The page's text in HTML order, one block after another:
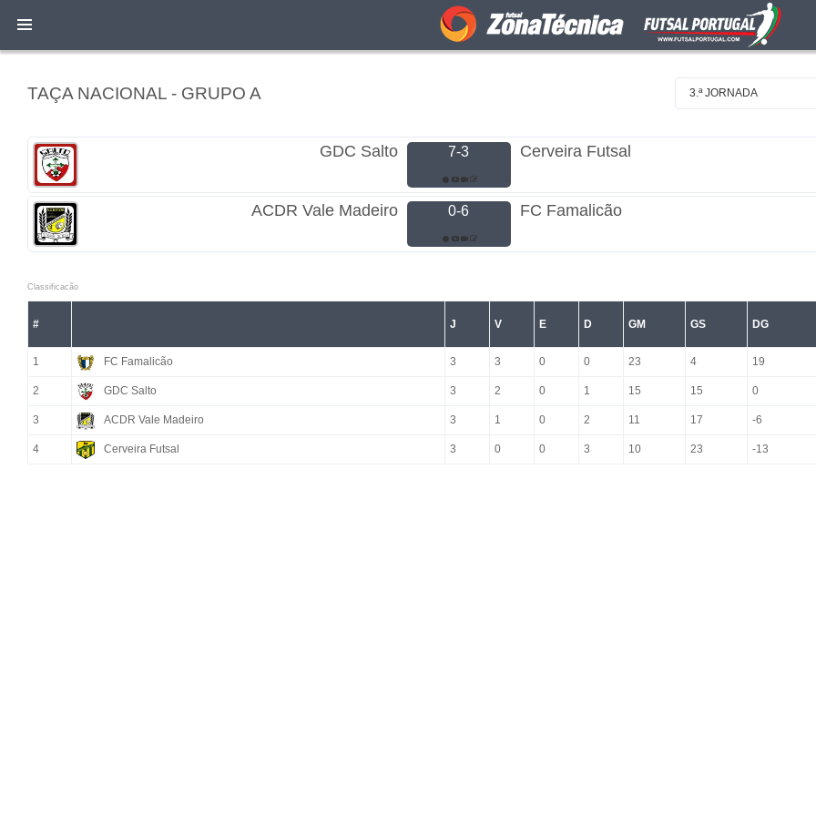
TAÇA NACIONAL - GRUPO A 3.ª JORNADA
GDC Salto 7-3 Cerveira Futsal
ACDR Vale Madeiro 0-6 FC Famalicão
Classificacão
# J V E D GM GS DG
1 FC Famalicão 3 3 0 0 23 4 19
2 GDC Salto 3 2 0 1 15 15 0
3 ACDR Vale Madeiro 3 1 0 2 11 17 -6
4 Cerveira Futsal 3 0 0 3 10 23 -13